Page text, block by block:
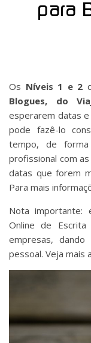
para
Os Níveis 1 e 2
Blogues, do
esperarem datas e
pode fazê-lo
tempo, de
profissional com
datas que forem
Para mais
Nota importante:
Online de Escrita
empresas,
pessoal. Veja mais